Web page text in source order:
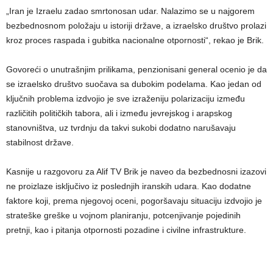
„Iran je Izraelu zadao smrtonosan udar. Nalazimo se u najgorem
bezbednosnom položaju u istoriji države, a izraelsko društvo prolazi
kroz proces raspada i gubitka nacionalne otpornosti“, rekao je Brik.
Govoreći o unutrašnjim prilikama, penzionisani general ocenio je da
se izraelsko društvo suočava sa dubokim podelama. Kao jedan od
ključnih problema izdvojio je sve izraženiju polarizaciju između
različitih političkih tabora, ali i između jevrejskog i arapskog
stanovništva, uz tvrdnju da takvi sukobi dodatno narušavaju
stabilnost države.
Kasnije u razgovoru za Alif TV Brik je naveo da bezbednosni izazovi
ne proizlaze isključivo iz poslednjih iranskih udara. Kao dodatne
faktore koji, prema njegovoj oceni, pogoršavaju situaciju izdvojio je
strateške greške u vojnom planiranju, potcenjivanje pojedinih
pretnji, kao i pitanja otpornosti pozadine i civilne infrastrukture.